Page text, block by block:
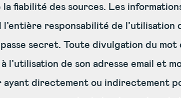
fiabilité des sources. Les
l’entière responsabilité de
secret. Toute divulgation du
l’utilisation de son adresse email et
ayant directement ou indirectement